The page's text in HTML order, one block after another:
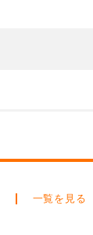
一覧を見る